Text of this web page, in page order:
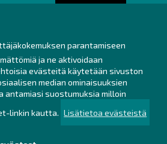
parantamiseen
ja ne aktivoidaan
evästeitä käytetään sivuston
median ominaisuuksien
antamiasi suostumuksia milloin
linkin kautta. Lisätietoa evästeistä
Toimisto
LinkedIn